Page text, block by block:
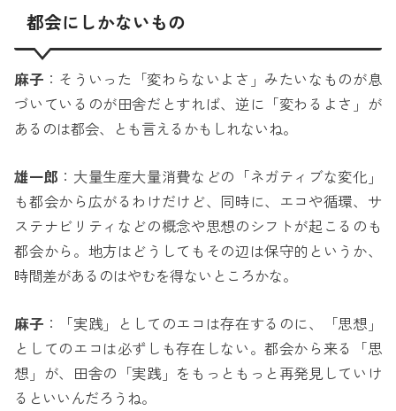
都会にしかないもの
麻子 ：そういった「変わらないよさ」みたいなものが息
づいているのが田舎だとすれば、逆に「変わるよさ」が
あるのは都会、とも言えるかもしれないね。
雄一郎 ：大量生産大量消費などの「ネガティブな変化」
も都会から広がるわけだけど、同時に、エコや循環、サ
ステナビリティなどの概念や思想のシフトが起こるのも
都会から。地方はどうしてもその辺は保守的というか、
時間差があるのはやむを得ないところかな。
麻子 ：「実践」としてのエコは存在するのに、「思想」
としてのエコは必ずしも存在しない。都会から来る「思
想」が、田舎の「実践」をもっともっと再発見していけ
るといいんだろうね。